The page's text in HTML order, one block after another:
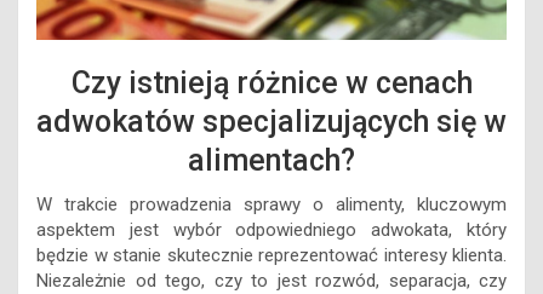
Czy istnieją różnice w cenach
adwokatów specjalizujących się w
alimentach?
W trakcie prowadzenia sprawy o alimenty, kluczowym
aspektem jest wybór odpowiedniego adwokata, który
będzie w stanie skutecznie reprezentować interesy klienta.
Niezależnie od tego, czy to jest rozwód, separacja, czy